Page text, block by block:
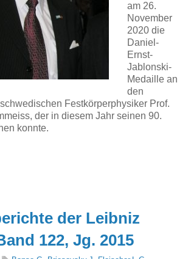
am 26.
November
2020 die
Daniel-
Ernst-
Jablonski-
Medaille an
den
Festkörperphysiker Prof.
der in diesem Jahr seinen 90.
konnte.
der Leibniz
122, Jg. 2015